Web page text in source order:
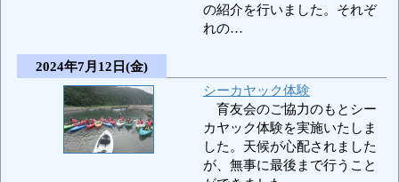
の紹介を行いました。それぞ
れの…
2024年7月12日(金)
シーカヤック体験
育友会のご協力のもとシー
カヤック体験を実施いたしま
した。天候が心配されました
が、無事に最後まで行うこと